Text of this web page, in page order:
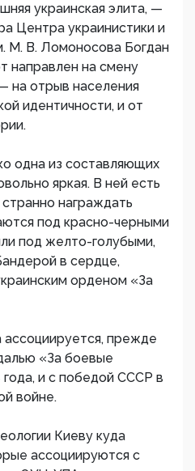
украинская элита, —
Центра украинистики и
М. В. Ломоносова Богдан
направлен на смену
на отрыв населения
идентичности, и от
одна из составляющих
яркая. В ней есть
награждать
под красно-черными
под желто-голубыми,
в сердце,
орденом «За
ассоциируется, прежде
«За боевые
года, и с победой СССР в
войне.
Киеву куда
ассоциируются с